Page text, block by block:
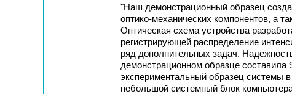
"Наш демонстрационный образец
оптико-механических компонентов, а
Оптическая схема устройства
регистрирующей распределение
ряд дополнительных задач.
демонстрационном образце составила
экспериментальный образец системы
небольшой системный блок